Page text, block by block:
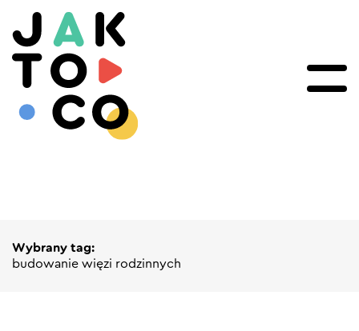
Wybrany tag:
budowanie więzi rodzinnych